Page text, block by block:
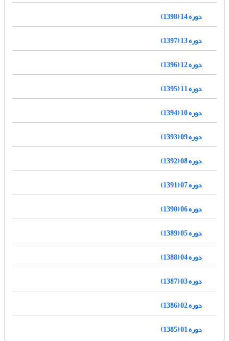
دوره 14 (1398)
دوره 13 (1397)
دوره 12 (1396)
دوره 11 (1395)
دوره 10 (1394)
دوره 09 (1393)
دوره 08 (1392)
دوره 07 (1391)
دوره 06 (1390)
دوره 05 (1389)
دوره 04 (1388)
دوره 03 (1387)
دوره 02 (1386)
دوره 01 (1385)